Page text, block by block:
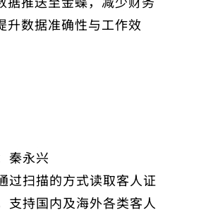
升数据准确性与工作效
秦永兴
过扫描的方式读取客人证
支持国内及海外各类客人